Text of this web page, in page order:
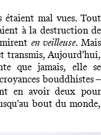
étaient mal vues. Tout
à la destruction de
en veilleuse. Mais
transmis, Aujourd'hui,
que jamais, elle se
bouddhistes –
en avoir deux pour
bout du monde,